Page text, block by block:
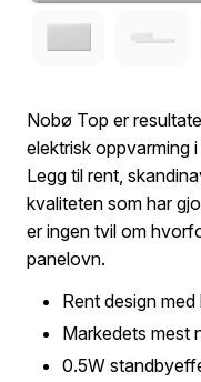
Nobø Top er
elektrisk oppvarming
Legg til rent,
kvaliteten som har
er ingen tvil om
panelovn.
Rent design
Markedets mest
0.5W